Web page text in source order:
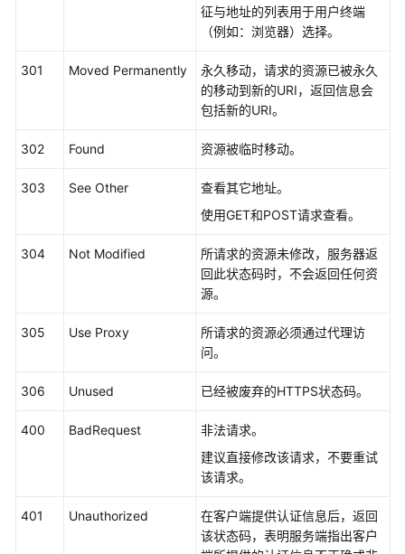
目
名
手
征与地址的列表用于用户终端
（例如：浏览器）选择。
301 Moved Permanently
永久移动，请求的资源已被永久
的移动到新的URI，返回信息会
包括新的URI。
302 Found 资源被临时移动。
303 See Other
查看其它地址。
使用GET和POST请求查看。
304 Not Modified
所请求的资源未修改，服务器返
回此状态码时，不会返回任何资
源。
305 Use Proxy
所请求的资源必须通过代理访
问。
306 Unused 已经被废弃的HTTPS状态码。
400 BadRequest
非法请求。
建议直接修改该请求，不要重试
该请求。
401 Unauthorized
在客户端提供认证信息后，返回
该状态码，表明服务端指出客户